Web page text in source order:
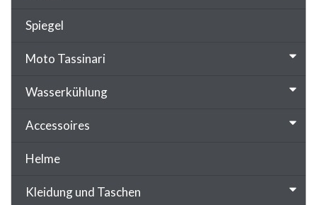
Spiegel
Moto Tassinari
Wasserkühlung
Accessoires
Helme
Kleidung und Taschen